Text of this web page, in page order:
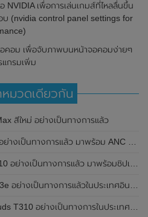
NVIDIA เพื่อการเล่นเกมส์ที่ไหลลื่นขึ้น
(nvidia control panel settings for
คอม เพื่อจับภาพบนหน้าจอคอมง่ายๆ
แกรมเพิ่ม
หมวดเดียวกัน
สีใหม่ อย่างเป็นทางการแล้ว
การแล้ว มาพร้อม ANC และฟีเจอร์ใหม่มากมาย
งเป็นทางการแล้ว มาพร้อมชิปเซ็ตรุ่น S10
สียงรบกวน ANC ที่ 30dB , ป้องกันฝุ่นและกันน้ำที่ระดับ IP54 , แบตเตอรี่สามารถใช้งานนานสูงสุด 36 ชั่วโมง
สียงรบกวน ANC สูงสุด 46dB , เสียงรอบทิศทาง 360 องศา , แบตเตอรี่สามารถใช้งานได้นานสูงสุด 40 ชั่วโมง